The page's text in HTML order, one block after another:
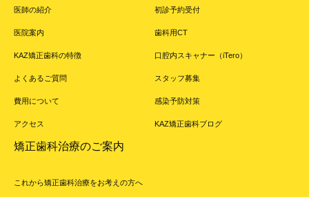
医師の紹介
医院案内
KAZ矯正歯科の特徴
よくあるご質問
費用について
アクセス
初診予約受付
歯科用CT
口腔内スキャナー（iTero）
スタッフ募集
感染予防対策
KAZ矯正歯科ブログ
矯正歯科治療のご案内
これから矯正歯科治療をお考えの方へ